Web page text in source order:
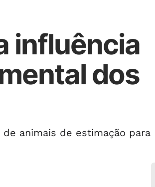
influência
dos
animais de estimação para